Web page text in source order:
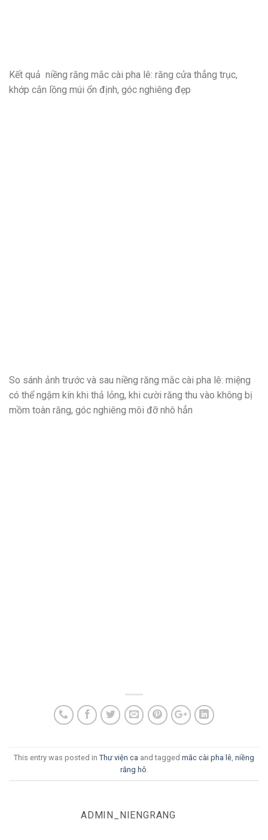
Kết quả niềng răng mắc cài pha lê: răng cửa thẳng trục,
khớp cắn lồng múi ổn định, góc nghiêng đẹp
So sánh ảnh trước và sau niềng răng mắc cài pha lê: miệng
có thể ngậm kín khi thả lỏng, khi cười răng thu vào không bị
mồm toàn răng, góc nghiêng môi đỡ nhô hẳn
This entry was posted in Thư viện ca and tagged mắc cài pha lê niềng
răng hô
ADMIN_NIENGRANG